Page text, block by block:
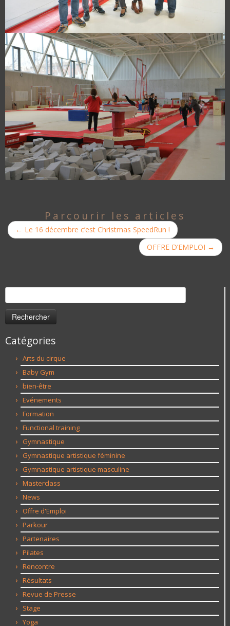
Parcourir les articles
← Le 16 décembre c’est Christmas SpeedRun !
OFFRE D’EMPLOI →
Rechercher :
Catégories
Arts du cirque
Baby Gym
bien-être
Evénements
Formation
Functional training
Gymnastique
Gymnastique artistique féminine
Gymnastique artistique masculine
Masterclass
News
Offre d'Emploi
Parkour
Partenaires
Pilates
Rencontre
Résultats
Revue de Presse
Stage
Yoga